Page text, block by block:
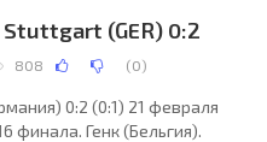
Stuttgart (GER) 0:2
808 (0)
0:2 (0:1) 21 февраля
финала. Генк (Бельгия).